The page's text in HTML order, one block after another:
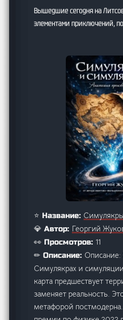
Вышедшие сегодня на
элементами приключений,
⭐ Название:
💎 Автор: Георгий
👀 Просмотров:11
✏ Описание:
Симулякрах и
карта предшествует
заменяет реальность.
метафорой